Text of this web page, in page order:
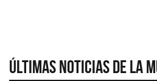
Últimas Noticias de la